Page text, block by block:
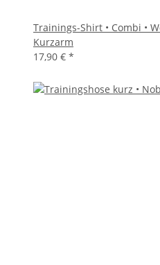
Trainings-Shirt • Combi •
Kurzarm
17,90 € *